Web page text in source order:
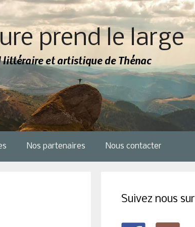
prend le large
littéraire et artistique de Thénac
Nos partenaires Nous contacter
Suivez nous sur